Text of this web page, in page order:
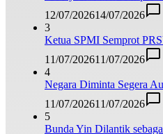
12/07/202614/07/2026
3
Ketua SPMI Semprot
11/07/202611/07/2026
4
Negara Diminta Segera
11/07/202611/07/2026
5
Bunda Yin Dilantik